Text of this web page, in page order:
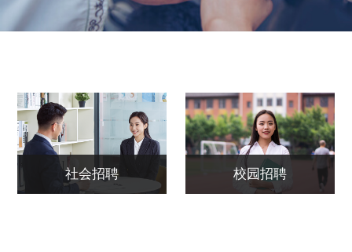
关于智权
IPMall
社会招聘 校园招聘